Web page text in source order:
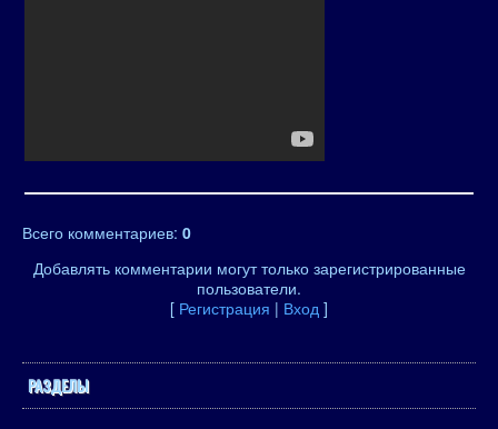
Всего комментариев: 0
Добавлять комментарии могут только зарегистрированные
пользователи.
[ Регистрация | Вход ]
РАЗДЕЛЫ